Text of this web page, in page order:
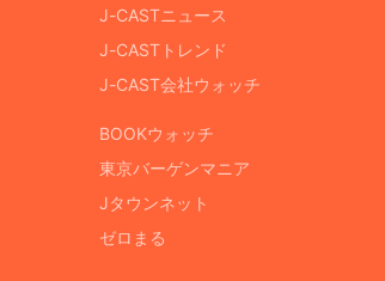
J-CASTニュース
J-CASTトレンド
J-CAST会社ウォッチ
BOOKウォッチ
東京バーゲンマニア
Jタウンネット
ゼロまる